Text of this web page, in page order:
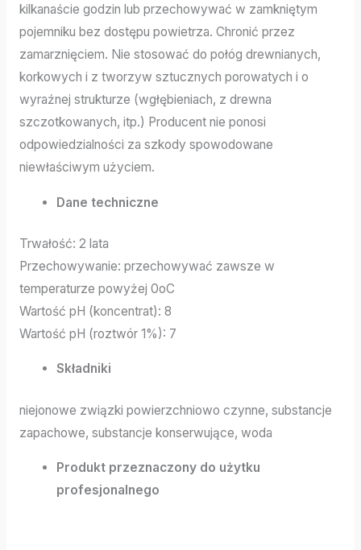
kilkanaście godzin lub przechowywać w zamkniętym
pojemniku bez dostępu powietrza. Chronić przez
zamarznięciem. Nie stosować do połóg drewnianych,
korkowych i z tworzyw sztucznych porowatych i o
wyraźnej strukturze (wgłębieniach, z drewna
szczotkowanych, itp.) Producent nie ponosi
odpowiedzialności za szkody spowodowane
niewłaściwym użyciem.
Dane techniczne
Trwałość: 2 lata
Przechowywanie: przechowywać zawsze w
temperaturze powyżej 0oC
Wartość pH (koncentrat): 8
Wartość pH (roztwór 1%): 7
Składniki
niejonowe związki powierzchniowo czynne, substancje
zapachowe, substancje konserwujące, woda
Produkt przeznaczony do użytku
profesjonalnego